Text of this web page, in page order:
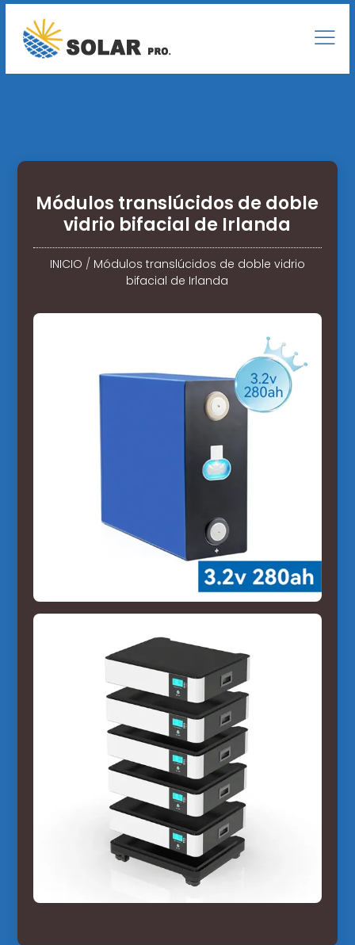
Módulos translúcidos de doble
vidrio bifacial de Irlanda
INICIO / Módulos translúcidos de doble vidrio
bifacial de Irlanda